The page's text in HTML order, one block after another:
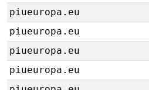
piueuropa.eu
piueuropa.eu
piueuropa.eu
piueuropa.eu